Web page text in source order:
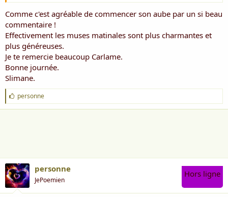
Comme c'est agréable de commencer son aube par un si beau
commentaire !
Effectivement les muses matinales sont plus charmantes et
plus généreuses.
Je te remercie beaucoup Carlame.
Bonne journée.
Slimane.
J
'
a
personne
personne
JePoemien
Hors ligne